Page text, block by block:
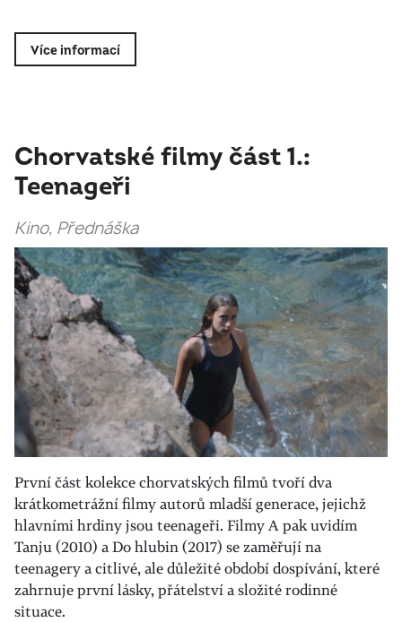
Více informací
Chorvatské filmy část 1.:
Teenageři
Kino, Přednáška
První část kolekce chorvatských filmů tvoří dva
krátkometrážní filmy autorů mladší generace, jejichž
hlavními hrdiny jsou teenageři. Filmy A pak uvidím
Tanju (2010) a Do hlubin (2017) se zaměřují na
teenagery a citlivé, ale důležité období dospívání, které
zahrnuje první lásky, přátelství a složité rodinné
situace.